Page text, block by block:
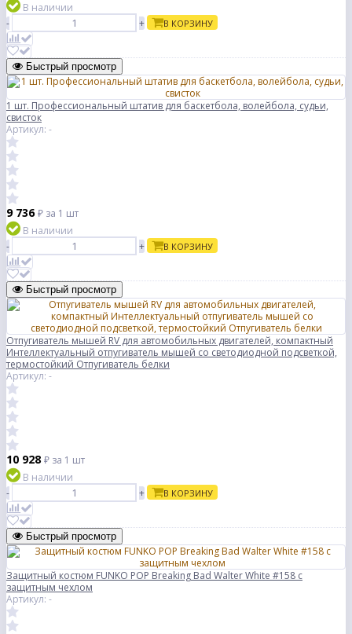
В наличии
-
+ В КОРЗИНУ
Быстрый просмотр
1 шт. Профессиональный штатив для баскетбола, волейбола, судьи,
свисток
Артикул: -
9 736₽ за 1 шт
В наличии
-
+ В КОРЗИНУ
Быстрый просмотр
Отпугиватель мышей RV для автомобильных двигателей, компактный
Интеллектуальный отпугиватель мышей со светодиодной подсветкой,
термостойкий Отпугиватель белки
Артикул: -
10 928 ₽ за 1 шт
В наличии
-
+ В КОРЗИНУ
Быстрый просмотр
Защитный костюм FUNKO POP Breaking Bad Walter White #158 с
защитным чехлом
Артикул: -